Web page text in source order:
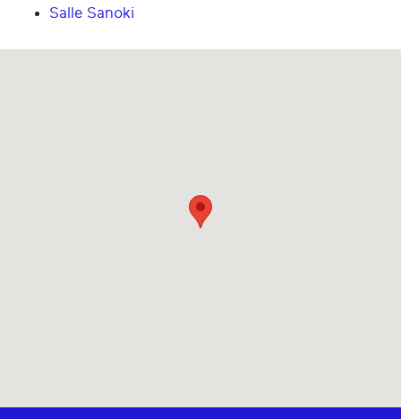
Salle Sanoki